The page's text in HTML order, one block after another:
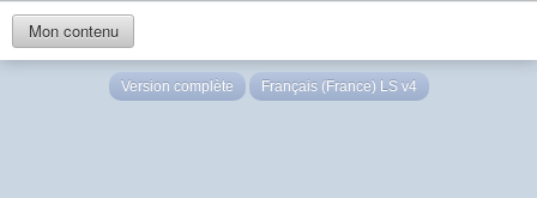
Mon contenu
Version complète Français (France) LS v4